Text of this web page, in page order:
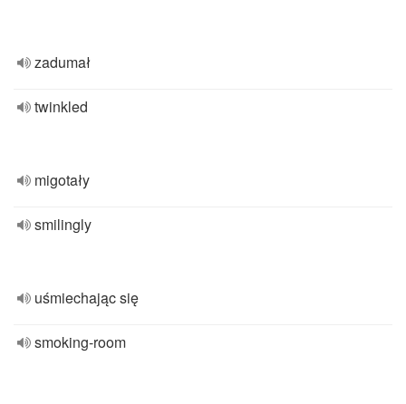
zadumał
twinkled
migotały
smilingly
uśmiechając się
smoking-room